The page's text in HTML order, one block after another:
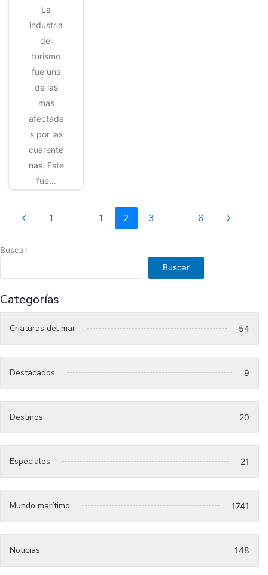
La
industria
del
turismo
fue una
de las
más
afectada
s por las
cuarente
nas. Este
fue…
1 ... 1 2 3 ... 6
Buscar
Buscar
Categorías
Criaturas del mar 54
Destacados 9
Destinos 20
Especiales 21
Mundo marítimo 1741
Noticias 148